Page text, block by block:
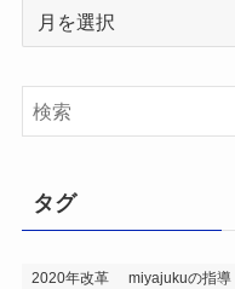
イ
ブ
タグ
2020年改革 miyajukuの指導